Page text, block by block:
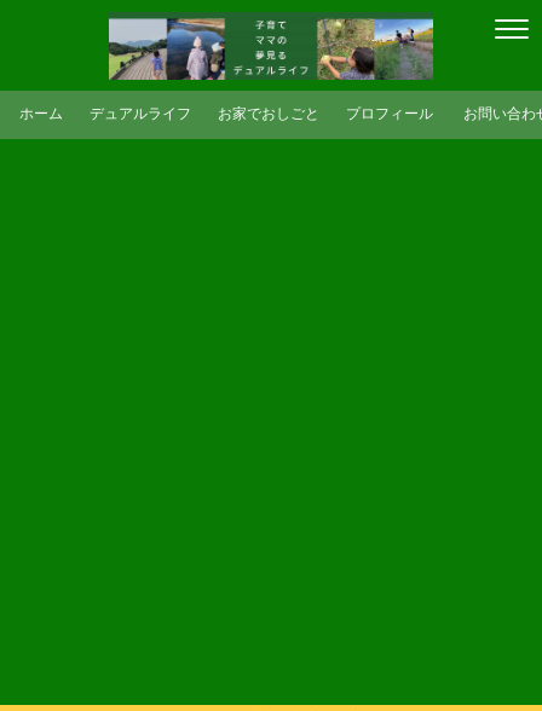
ホーム デュアルライフ お家でおしごと プロフィール お問い合わ